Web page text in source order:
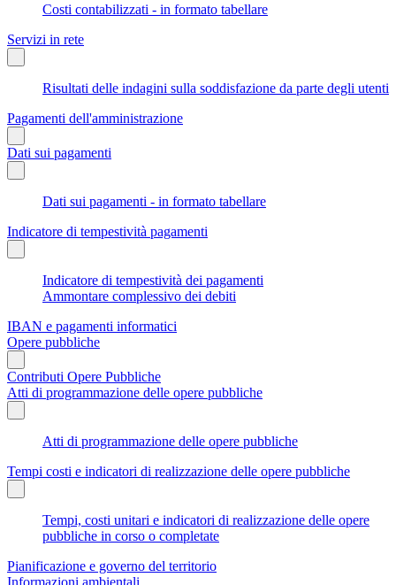
Costi contabilizzati - in formato tabellare
Servizi in rete
Risultati delle indagini sulla soddisfazione da parte degli utenti
Pagamenti dell'amministrazione
Dati sui pagamenti
Dati sui pagamenti - in formato tabellare
Indicatore di tempestività pagamenti
Indicatore di tempestività dei pagamenti
Ammontare complessivo dei debiti
IBAN e pagamenti informatici
Opere pubbliche
Contributi Opere Pubbliche
Atti di programmazione delle opere pubbliche
Atti di programmazione delle opere pubbliche
Tempi costi e indicatori di realizzazione delle opere pubbliche
Tempi, costi unitari e indicatori di realizzazione delle opere
pubbliche in corso o completate
Pianificazione e governo del territorio
Informazioni ambientali